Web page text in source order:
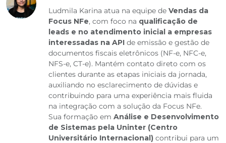
Ludmila Karina atua na equipe de Vendas da
Focus NFe, com foco na qualificação de
leads e no atendimento inicial a empresas
interessadas na API de emissão e gestão de
documentos fiscais eletrônicos (NF-e, NFC-e,
NFS-e, CT-e). Mantém contato direto com os
clientes durante as etapas iniciais da jornada,
auxiliando no esclarecimento de dúvidas e
contribuindo para uma experiência mais fluida
na integração com a solução da Focus NFe.
Sua formação em Análise e Desenvolvimento
de Sistemas pela Uninter (Centro
Universitário Internacional) contribui para um